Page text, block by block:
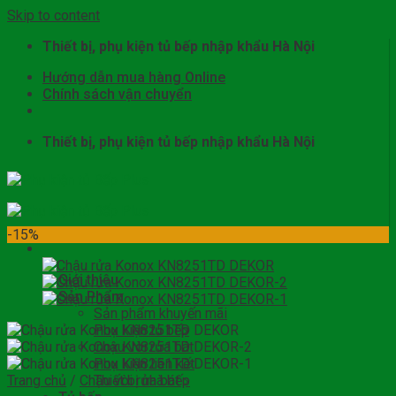
Skip to content
Thiết bị, phụ kiện tủ bếp nhập khẩu Hà Nội
Hướng dẫn mua hàng Online
Chính sách vận chuyển
Thiết bị, phụ kiện tủ bếp nhập khẩu Hà Nội
Giới thiệu
Sản Phẩm
Sản phẩm khuyến mãi
Phụ kiện tủ bếp
Chậu vòi rửa bát
Phụ kiện liên kết
Thiết bị nhà bếp
-15%
Trang chủ / Chậu vòi rửa bát